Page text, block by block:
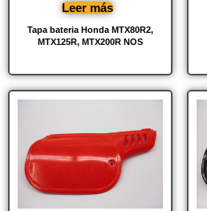
Tapa bateria Honda MTX80R2,
MTX125R, MTX200R NOS
Leer más